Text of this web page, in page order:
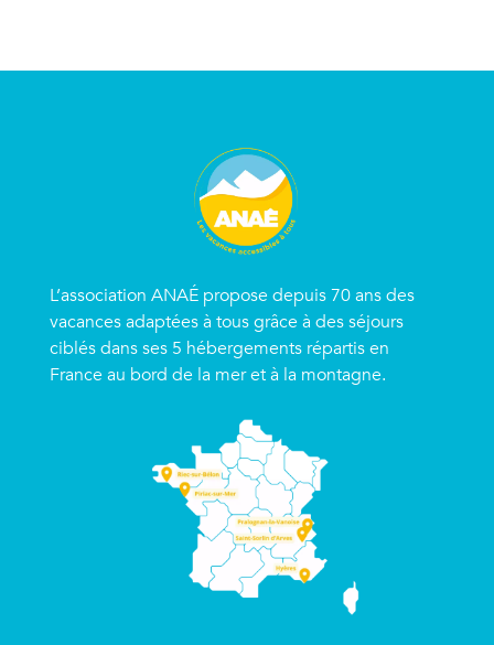
L’association ANAÉ propose depuis 70 ans des
vacances adaptées à tous grâce à des séjours
ciblés dans ses 5 hébergements répartis en
France au bord de la mer et à la montagne.